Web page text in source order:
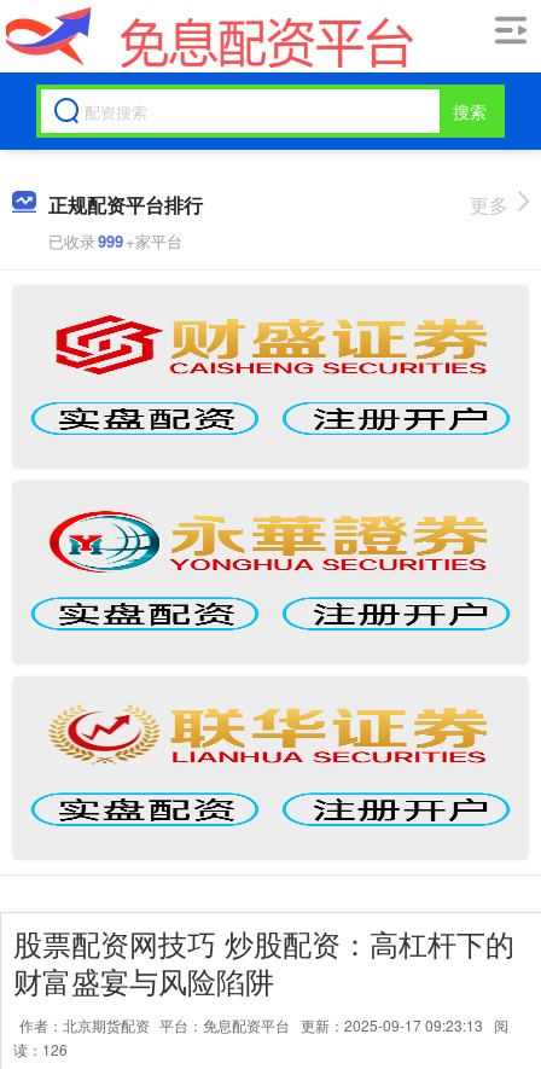
搜索
正规配资平台排行
已收录999+家平台
更多
股票配资网技巧 炒股配资：高杠杆下的
财富盛宴与风险陷阱
作者：北京期货配资 平台：免息配资平台 更新：2025-09-17 09:23:13
阅
读：126